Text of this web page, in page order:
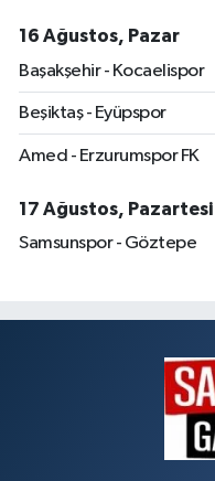
16 Ağustos, Pazar
Başakşehir - Kocaelispor
Beşiktaş - Eyüpspor
Amed - Erzurumspor FK
17 Ağustos, Pazartesi
Samsunspor - Göztepe